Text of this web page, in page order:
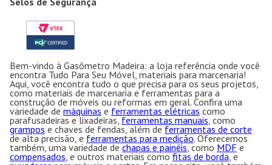
Bem-vindo à Gasômetro Madeira: a loja referência onde você
encontra Tudo Para Seu Móvel, materiais para marcenaria!
Aqui, você encontra tudo o que precisa para os seus projetos,
como materiais de marcenaria e ferramentas para a
construção de móveis ou reformas em geral. Confira uma
variedade de máquinas e ferramentas elétricas como
parafusadeiras e lixadeiras, ferramentas manuais, como
grampos e chaves de fendas, além de ferramentas de corte
de alta precisão, e ferramentas para medição. Oferecemos
também, uma variedade de chapas e painéis, como MDF e
compensados, e outros materiais como fitas de borda, e